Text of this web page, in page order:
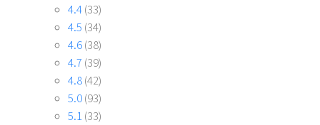
4.4(33)
4.5 (34)
4.6(38)
4.7 (39)
4.8(42)
5.0(93)
5.1(33)